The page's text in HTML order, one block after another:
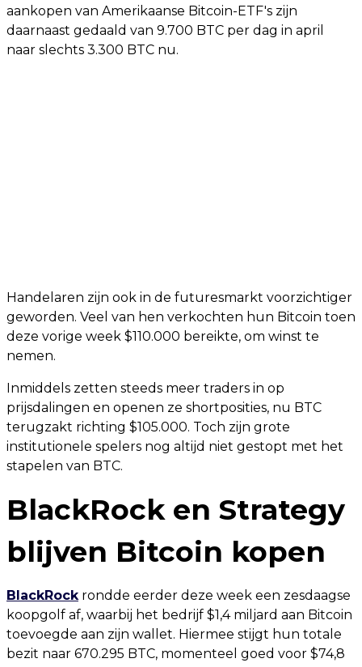
aankopen van Amerikaanse Bitcoin-ETF's zijn
daarnaast gedaald van 9.700 BTC per dag in april
naar slechts 3.300 BTC nu.
Handelaren zijn ook in de futuresmarkt voorzichtiger
geworden. Veel van hen verkochten hun Bitcoin toen
deze vorige week $110.000 bereikte, om winst te
nemen.
Inmiddels zetten steeds meer traders in op
prijsdalingen en openen ze shortposities, nu BTC
terugzakt richting $105.000. Toch zijn grote
institutionele spelers nog altijd niet gestopt met het
stapelen van BTC.
BlackRock en Strategy
blijven Bitcoin kopen
BlackRockrondde eerder deze week een zesdaagse
koopgolf af, waarbij het bedrijf $1,4 miljard aan Bitcoin
toevoegde aan zijn wallet. Hiermee stijgt hun totale
bezit naar 670.295 BTC, momenteel goed voor $74,8